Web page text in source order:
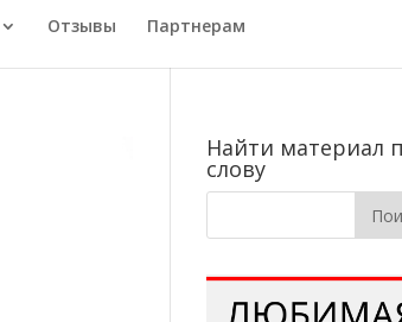
Отзывы Партнерам
Найти материал
слову